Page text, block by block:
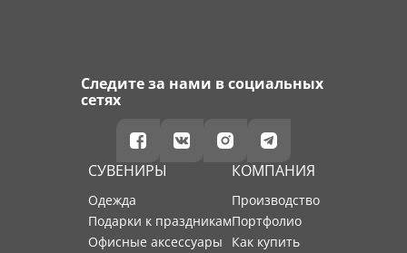
Следите за нами в социальных
сетях
СУВЕНИРЫ
Одежда
Подарки к праздникам
Офисные аксессуары
КОМПАНИЯ
производство
портфолио
как купить